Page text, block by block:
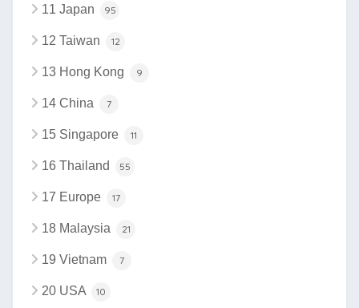
11 Japan 95
12 Taiwan 12
13 Hong Kong 9
14 China 7
15 Singapore 11
16 Thailand 55
17 Europe 17
18 Malaysia 21
19 Vietnam 7
20 USA 10